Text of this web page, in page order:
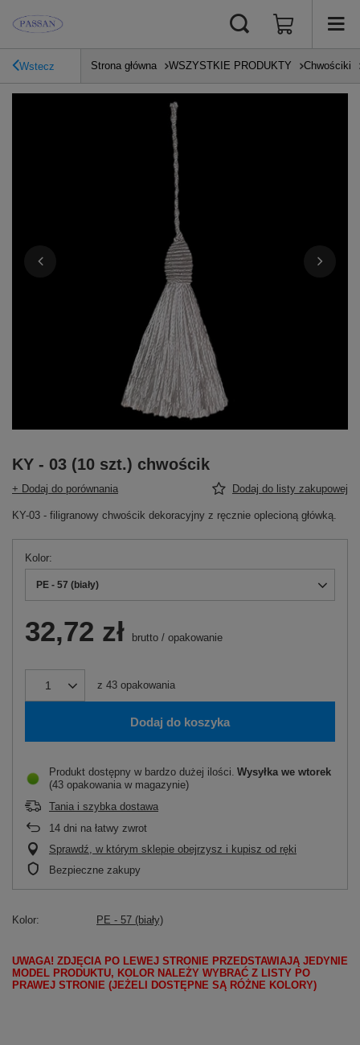
Wstecz Strona główna WSZYSTKIE PRODUKTY Chwościki
KY - 03 (10 szt.) chwościk
+ Dodaj do porównania Dodaj do listy zakupowej
KY-03 - filigranowy chwościk dekoracyjny z ręcznie oplecioną główką.
Kolor
PE - 57 (biały)
32,72 zł brutto / opakowanie
z 43 opakowania
Dodaj do koszyka
Produkt dostępny w bardzo dużej ilości Wysyłka we wtorek
(43 opakowania w magazynie)
Tania i szybka dostawa
14 dni na łatwy zwrot
Sprawdź, w którym sklepie obejrzysz i kupisz od ręki
Bezpieczne zakupy
Kolor PE - 57 (biały)
UWAGA! ZDJĘCIA PO LEWEJ STRONIE PRZEDSTAWIAJĄ JEDYNIE
MODEL PRODUKTU, KOLOR NALEŻY WYBRAĆ Z LISTY PO
PRAWEJ STRONIE (JEŻELI DOSTĘPNE SĄ RÓŻNE KOLORY)